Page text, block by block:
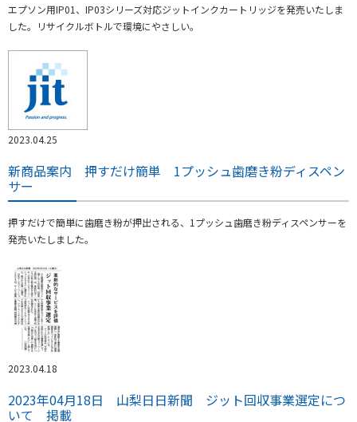
エプソン用IP01、IP03シリーズ対応ジットインクカートリッジを発売いたしま
した。リサイクルボトルで環境にやさしい。
2023.04.25
新商品案内 押すだけ簡単 1プッシュ歯磨き粉ディスペン
サー
押すだけで簡単に歯磨き粉が押出される、1プッシュ歯磨き粉ディスペンサーを
発売いたしました。
2023.04.18
2023年04月18日 山梨日日新聞 ジット回収事業選定につ
いて 掲載